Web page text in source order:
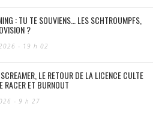
: TU TE SOUVIENS… LES SCHTROUMPFS,
?
- 19 h 02
LE RETOUR DE LA LICENCE CULTE
RACER ET BURNOUT
- 9 h 27